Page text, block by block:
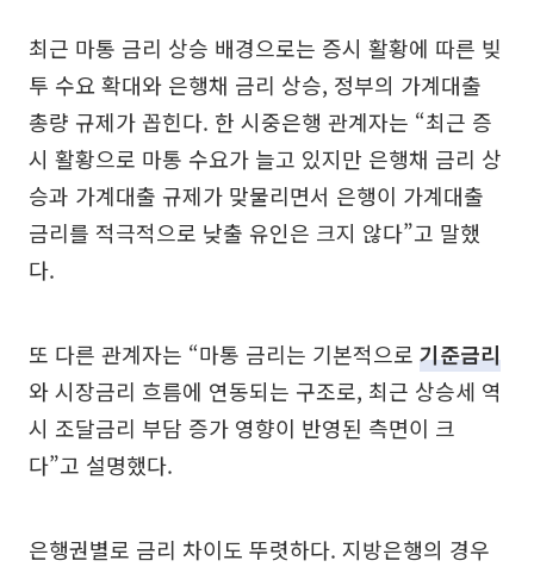
최근 마통 금리 상승 배경으로는 증시 활황에 따른 빚
투 수요 확대와 은행채 금리 상승, 정부의 가계대출
총량 규제가 꼽힌다. 한 시중은행 관계자는 “최근 증
시 활황으로 마통 수요가 늘고 있지만 은행채 금리 상
승과 가계대출 규제가 맞물리면서 은행이 가계대출
금리를 적극적으로 낮출 유인은 크지 않다”고 말했
다.
또 다른 관계자는 “마통 금리는 기본적으로 기준금리
와 시장금리 흐름에 연동되는 구조로, 최근 상승세 역
시 조달금리 부담 증가 영향이 반영된 측면이 크
다”고 설명했다.
은행권별로 금리 차이도 뚜렷하다. 지방은행의 경우